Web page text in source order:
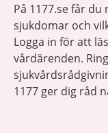
På 1177.se får
sjukdomar och
Logga in för att
vårdärenden.
1177 ger dig råd